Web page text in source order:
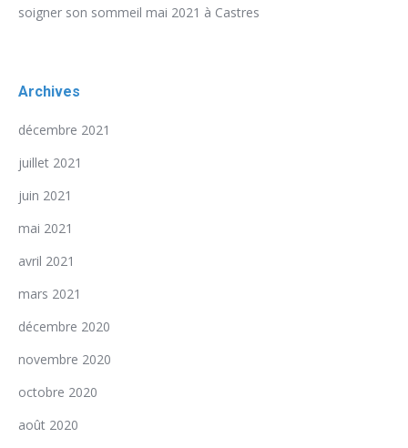
soigner son sommeil mai 2021 à Castres
Archives
décembre 2021
juillet 2021
juin 2021
mai 2021
avril 2021
mars 2021
décembre 2020
novembre 2020
octobre 2020
août 2020